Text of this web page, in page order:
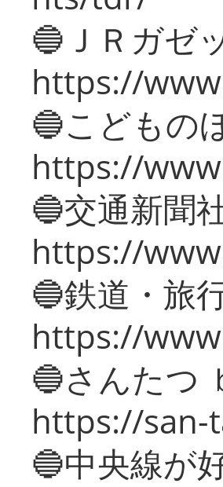
🔵ＪＲガゼ
https://
🔵こどもの
https://
🔵交通新聞
https://
🔵鉄道・旅
https://
🔵さんたつ
https://san-
🔵中央線が